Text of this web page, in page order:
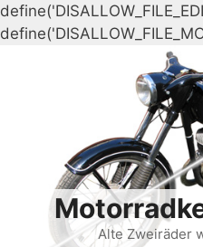
Alte Zweiräder